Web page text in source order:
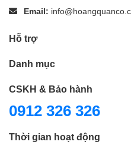
Email:
Hỗ trợ
Danh mục
CSKH & Bảo hành
0912 326 326
Thời gian hoạt động